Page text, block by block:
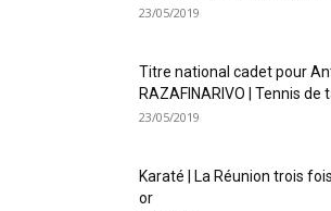
23/05/2019
Titre national cadet pour
RAZAFINARIVO | Tennis de
23/05/2019
Karaté | La Réunion trois
or